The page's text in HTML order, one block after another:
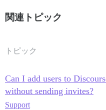
関連トピック
トピック
Can I add users to
without sending invites?
Support